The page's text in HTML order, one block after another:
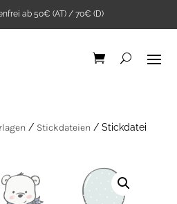
ab 50€ (AT) / 70€ (D)
/ Stickdateien / Stickdatei